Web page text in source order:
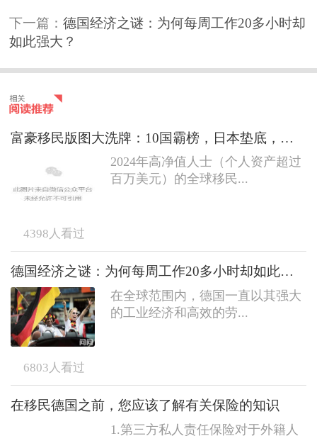
下一篇：德国经济之谜：为何每周工作20多小时却
如此强大？
富豪移民版图大洗牌：10国霸榜，日本垫底，美国屈居第二
2024年高净值人士（个人资产超过
百万美元）的全球移民...
4398 人看过
德国经济之谜：为何每周工作20多小时却如此强大？
在全球范围内，德国一直以其强大
的工业经济和高效的劳...
6803 人看过
在移民德国之前，您应该了解有关保险的知识
1.第三方私人责任保险对于外籍人